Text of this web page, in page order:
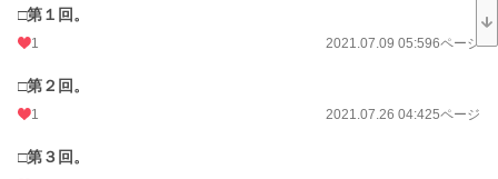
ページ数
初回公開日時
□第１回。
1 2021.07.09 05:596ページ
□第２回。
1 2021.07.26 04:425ページ
□第３回。